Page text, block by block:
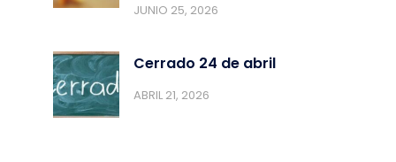
JUNIO 25, 2026
Cerrado 24 de abril
ABRIL 21, 2026